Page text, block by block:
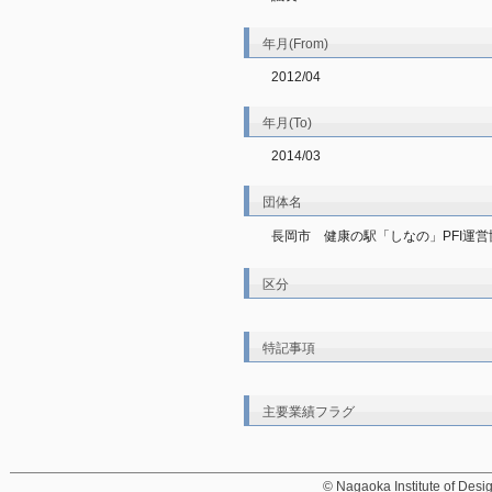
年月(From)
2012/04
年月(To)
2014/03
団体名
長岡市　健康の駅「しなの」PFI運営
区分
特記事項
主要業績フラグ